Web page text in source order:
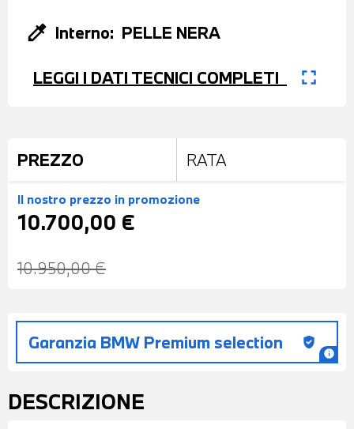
colorize Interno: PELLE NERA
LEGGI I DATI TECNICI COMPLETI fullscreen
PREZZO RATA
Il nostro prezzo in promozione
10.700,00 €
10.950,00 €
Garanzia BMW Premium selection gpp_good
info
DESCRIZIONE